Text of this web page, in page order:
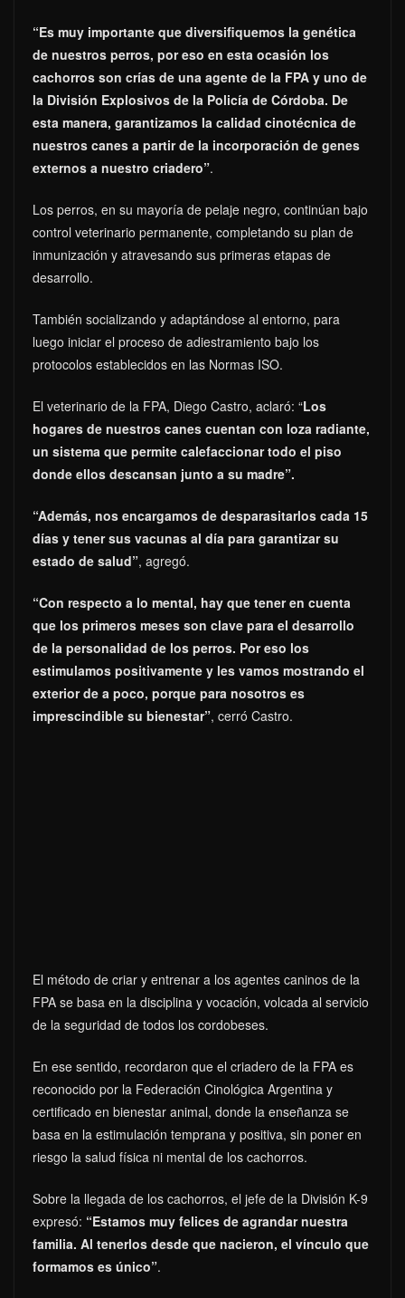
“Es muy importante que diversifiquemos la genética
de nuestros perros, por eso en esta ocasión los
cachorros son crías de una agente de la FPA y uno de
la División Explosivos de la Policía de Córdoba. De
esta manera, garantizamos la calidad cinotécnica de
nuestros canes a partir de la incorporación de genes
externos a nuestro criadero”.
Los perros, en su mayoría de pelaje negro, continúan bajo
control veterinario permanente, completando su plan de
inmunización y atravesando sus primeras etapas de
desarrollo.
También socializando y adaptándose al entorno, para
luego iniciar el proceso de adiestramiento bajo los
protocolos establecidos en las Normas ISO.
El veterinario de la FPA, Diego Castro, aclaró: “Los
hogares de nuestros canes cuentan con loza radiante,
un sistema que permite calefaccionar todo el piso
donde ellos descansan junto a su madre”.
“Además, nos encargamos de desparasitarlos cada 15
días y tener sus vacunas al día para garantizar su
estado de salud”, agregó.
“Con respecto a lo mental, hay que tener en cuenta
que los primeros meses son clave para el desarrollo
de la personalidad de los perros. Por eso los
estimulamos positivamente y les vamos mostrando el
exterior de a poco, porque para nosotros es
imprescindible su bienestar”, cerró Castro.
El método de criar y entrenar a los agentes caninos de la
FPA se basa en la disciplina y vocación, volcada al servicio
de la seguridad de todos los cordobeses.
En ese sentido, recordaron que el criadero de la FPA es
reconocido por la Federación Cinológica Argentina y
certificado en bienestar animal, donde la enseñanza se
basa en la estimulación temprana y positiva, sin poner en
riesgo la salud física ni mental de los cachorros.
Sobre la llegada de los cachorros, el jefe de la División K-9
expresó: “Estamos muy felices de agrandar nuestra
familia. Al tenerlos desde que nacieron, el vínculo que
formamos es único”.